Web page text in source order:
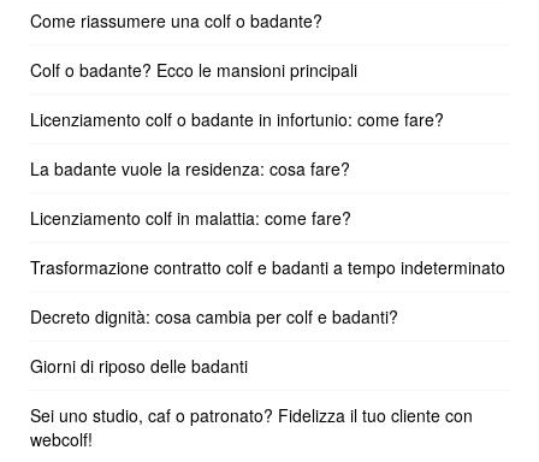
Come riassumere una colf o badante?
Colf o badante? Ecco le mansioni principali
Licenziamento colf o badante in infortunio: come fare?
La badante vuole la residenza: cosa fare?
Licenziamento colf in malattia: come fare?
Trasformazione contratto colf e badanti a tempo indeterminato
Decreto dignità: cosa cambia per colf e badanti?
Giorni di riposo delle badanti
Sei uno studio, caf o patronato? Fidelizza il tuo cliente con
webcolf!